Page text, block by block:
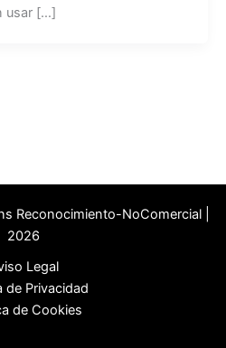
usar […]
Reconocimiento-NoComercial |
2026
Legal
de Privacidad
de Cookies